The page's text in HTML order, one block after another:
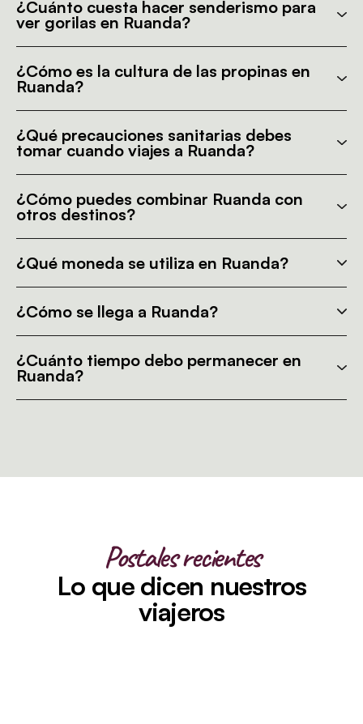
¿Cuánto cuesta hacer senderismo para
ver gorilas en Ruanda?
¿Cómo es la cultura de las propinas en
Ruanda?
¿Qué precauciones sanitarias debes
tomar cuando viajes a Ruanda?
¿Cómo puedes combinar Ruanda con
otros destinos?
¿Qué moneda se utiliza en Ruanda?
¿Cómo se llega a Ruanda?
¿Cuánto tiempo debo permanecer en
Ruanda?
Postales recientes
Lo que dicen nuestros
viajeros